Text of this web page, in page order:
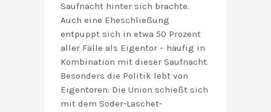
Saufnacht hinter sich brachte.
Auch eine Eheschließung
entpuppt sich in etwa 50 Prozent
aller Fälle als Eigentor – häufig in
Kombination mit dieser Saufnacht.
Besonders die Politik lebt von
Eigentoren: Die Union schießt sich
mit dem Söder-Laschet-